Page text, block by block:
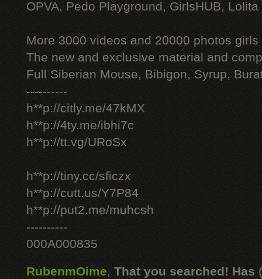
OPVA, Pedo Playground, GirlsHUB, Lolita
More 3000 videos and 20000 photos
The new and exclusive material and
Full Siberian Mouse, Bibigon, Syrup,
----------
h**p://citly.me/47kMX
h**p://4ty.me/ibhi7c
h**p://tt.vg/URoSx
h**p://tiny.cc/sficzx
h**p://cutt.us/Y7P84
h**p://put2.me/muhcsh
----------
000A000835
RubenmOime, That you searched! Has